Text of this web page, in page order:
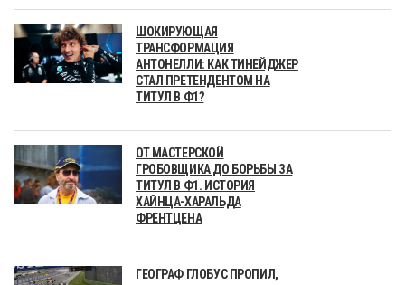
ШОКИРУЮЩАЯ
ТРАНСФОРМАЦИЯ
АНТОНЕЛЛИ: КАК ТИНЕЙДЖЕР
СТАЛ ПРЕТЕНДЕНТОМ НА
ТИТУЛ В Ф1?
ОТ МАСТЕРСКОЙ
ГРОБОВЩИКА ДО БОРЬБЫ ЗА
ТИТУЛ В Ф1. ИСТОРИЯ
ХАЙНЦА-ХАРАЛЬДА
ФРЕНТЦЕНА
ГЕОГРАФ ГЛОБУС ПРОПИЛ,